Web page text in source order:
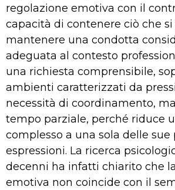
regolazione emotiva con il
capacità di contenere ciò che
mantenere una condotta
adeguata al contesto
una richiesta comprensibile,
ambienti caratterizzati da
necessità di coordinamento,
tempo parziale, perché riduce
complesso a una sola delle sue
espressioni. La ricerca
decenni ha infatti chiarito che
emotiva non coincide con il